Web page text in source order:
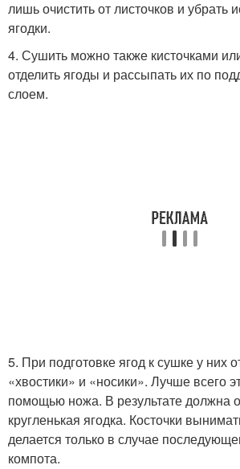
лишь очистить от листочков и убрать
ягодки.
4. Сушить можно также кисточками
отделить ягоды и рассыпать их по
слоем.
5. При подготовке ягод к сушке у них
«хвостики» и «носики». Лучше всего
помощью ножа. В результате должна
кругленькая ягодка. Косточки
делается только в случае
компота.